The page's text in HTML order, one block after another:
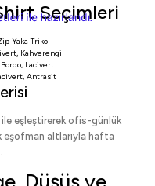
Seçimleri
Yaka Triko
, Kahverengi
Bordo, Lacivert
, Antrasit
ile eşleştirerek ofis-günlük
eşofman altlarıyla hafta
e-
paketleri
ile